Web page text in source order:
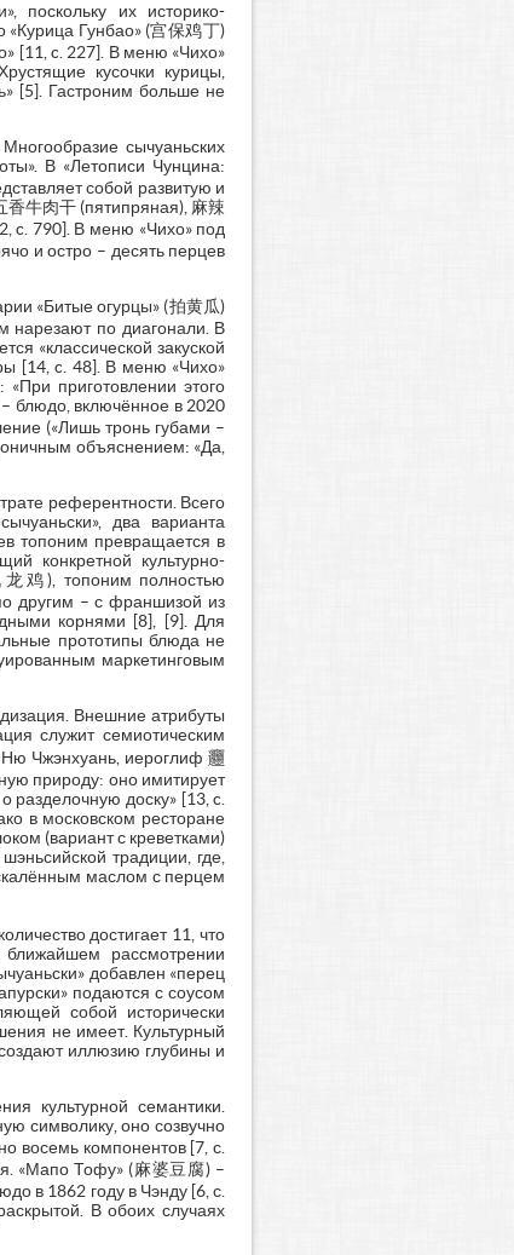
поскольку их историко-
«Курица Гунбао» (宫保鸡丁)
[11, c. 227]. В меню «Чихо»
кусочки курицы,
[5]. Гастроним больше не
сычуаньских
В «Летописи Чунцина:
собой развитую и
牛肉干 (пятипряная), 麻辣
c. 790]. В меню «Чихо» под
и остро – десять перцев
«Битые огурцы» (拍黄瓜)
нарезают по диагонали. В
«классической закуской
[14, c. 48]. В меню «Чихо»
«При приготовлении этого
блюдо, включённое в 2020
(«Лишь тронь губами –
объяснением: «Да,
референтности. Всего
два варианта
топоним превращается в
конкретной культурно-
鸡), топоним полностью
другим – с франшизой из
корнями [8], [9]. Для
прототипы блюда не
маркетинговым
Внешние атрибуты
служит семиотическим
Чжэнхуань, иероглиф 𰻝
природу: оно имитирует
разделочную доску» [13, c.
в московском ресторане
(вариант с креветками)
традиции, где,
маслом с перцем
достигает 11, что
рассмотрении
добавлен «перец
подаются с соусом
собой исторически
не имеет. Культурный
иллюзию глубины и
культурной семантики.
символику, оно созвучно
восемь компонентов [7, с.
«Мапо Тофу» (麻婆豆腐) –
в 1862 году в Чэнду [6, с.
В обоих случаях